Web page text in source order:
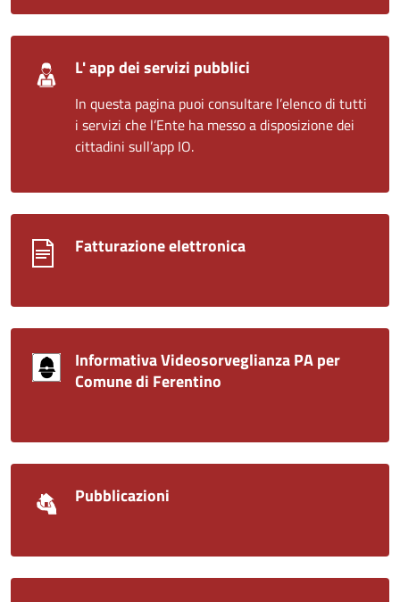
L' app dei servizi pubblici
In questa pagina puoi consultare l’elenco di tutti
i servizi che l’Ente ha messo a disposizione dei
cittadini sull’app IO.
Fatturazione elettronica
Informativa Videosorveglianza PA per
Comune di Ferentino
Pubblicazioni